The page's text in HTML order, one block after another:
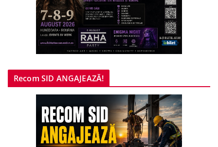
Recom SID ANGAJEAZĂ!